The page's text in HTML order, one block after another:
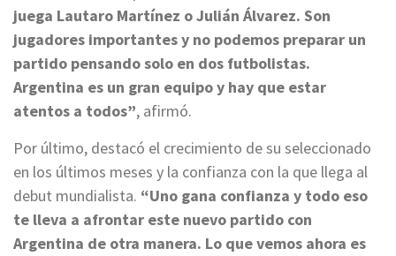
juega Lautaro Martínez o Julián Álvarez. Son
jugadores importantes y no podemos preparar un
partido pensando solo en dos futbolistas.
Argentina es un gran equipo y hay que estar
atentos a todos”, afirmó.
Por último, destacó el crecimiento de su seleccionado
en los últimos meses y la confianza con la que llega al
debut mundialista. “Uno gana confianza y todo eso
te lleva a afrontar este nuevo partido con
Argentina de otra manera. Lo que vemos ahora es